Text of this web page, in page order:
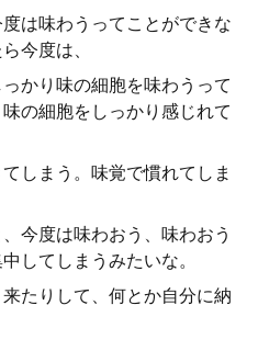
は味わうってことができな
今度は、
かり味の細胞を味わうって
の細胞をしっかり感じれて
しまう。味覚で慣れてしま
今度は味わおう、味わおう
してしまうみたいな。
たりして、何とか自分に納